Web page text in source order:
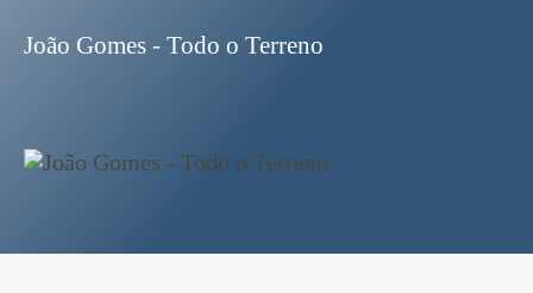
João Gomes - Todo o Terreno